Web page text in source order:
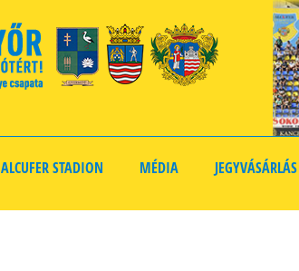
ALCUFER STADION MÉDIA JEGYVÁSÁRLÁS